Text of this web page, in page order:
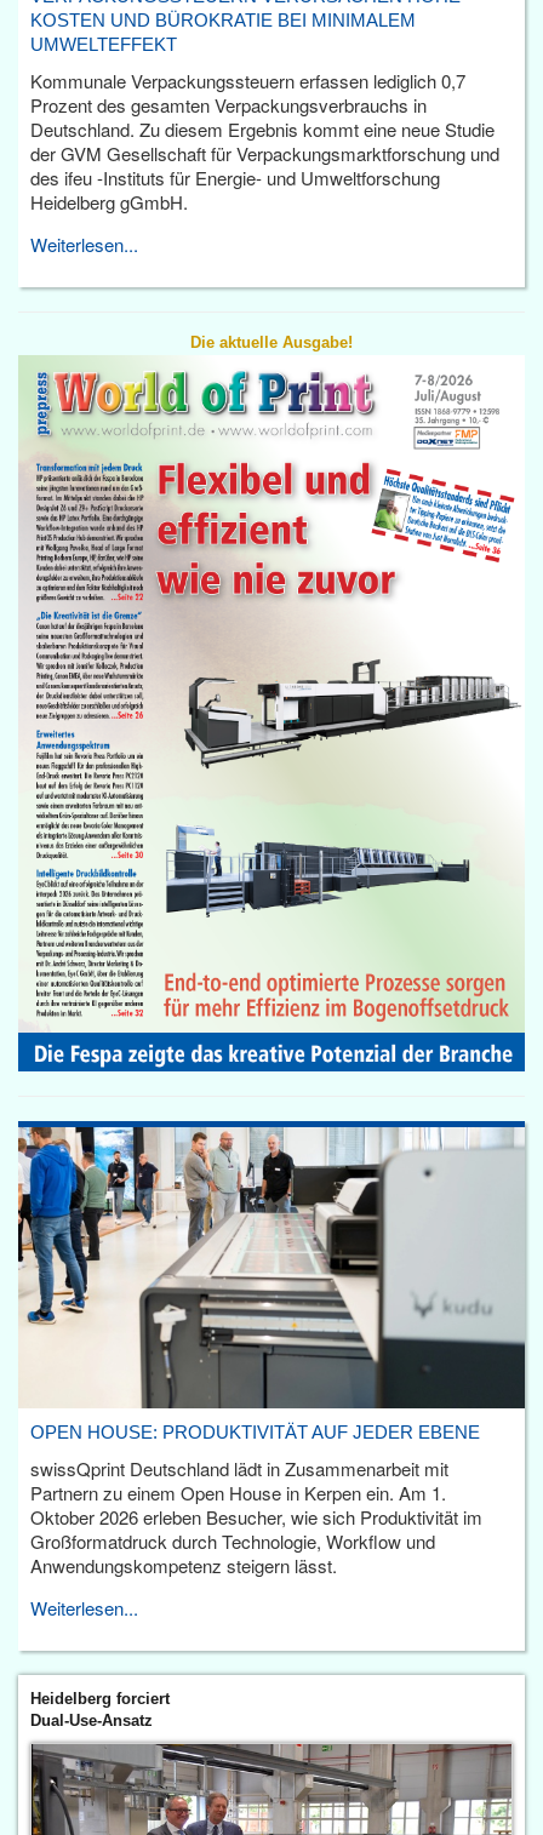
KOSTEN UND BÜROKRATIE BEI MINIMALEM
UMWELTEFFEKT
Kommunale Verpackungssteuern erfassen lediglich 0,7
Prozent des gesamten Verpackungsverbrauchs in
Deutschland. Zu diesem Ergebnis kommt eine neue Studie
der GVM Gesellschaft für Verpackungsmarktforschung und
des ifeu -Instituts für Energie- und Umweltforschung
Heidelberg gGmbH.
Weiterlesen...
Die aktuelle Ausgabe!
OPEN HOUSE: PRODUKTIVITÄT AUF JEDER EBENE
swissQprint Deutschland lädt in Zusammenarbeit mit
Partnern zu einem Open House in Kerpen ein. Am 1.
Oktober 2026 erleben Besucher, wie sich Produktivität im
Großformatdruck durch Technologie, Workflow und
Anwendungskompetenz steigern lässt.
Weiterlesen...
Heidelberg forciert
Dual-Use-Ansatz